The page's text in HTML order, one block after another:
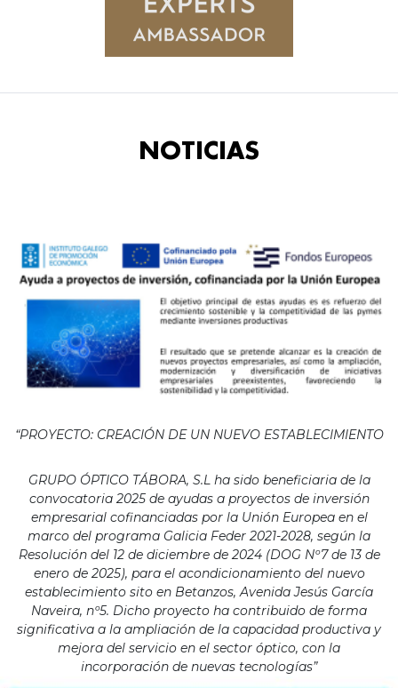
NOTICIAS
“PROYECTO: CREACIÓN DE UN NUEVO ESTABLECIMIENTO
GRUPO ÓPTICO TÁBORA, S.L ha sido beneficiaria de la
convocatoria 2025 de ayudas a proyectos de inversión
empresarial cofinanciadas por la Unión Europea en el
marco del programa Galicia Feder 2021-2028, según la
Resolución del 12 de diciembre de 2024 (DOG Nº7 de 13 de
enero de 2025), para el acondicionamiento del nuevo
establecimiento sito en Betanzos, Avenida Jesús García
Naveira, nº5. Dicho proyecto ha contribuido de forma
significativa a la ampliación de la capacidad productiva y
mejora del servicio en el sector óptico, con la
incorporación de nuevas tecnologías”